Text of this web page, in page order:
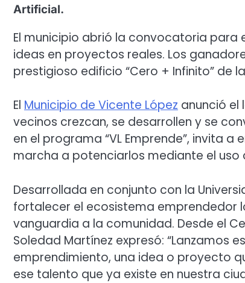
Artificial.
El municipio abrió la convocatoria para
ideas en proyectos reales. Los
prestigioso edificio “Cero + Infinito” de la
El Municipio de Vicente López anunció el
vecinos crezcan, se desarrollen y se
en el programa “VL Emprende”, invita
marcha a potenciarlos mediante el uso
Desarrollada en conjunto con la
fortalecer el ecosistema emprendedor
vanguardia a la comunidad. Desde el
Soledad Martínez expresó: “Lanzamos
emprendimiento, una idea o proyecto
ese talento que ya existe en nuestra